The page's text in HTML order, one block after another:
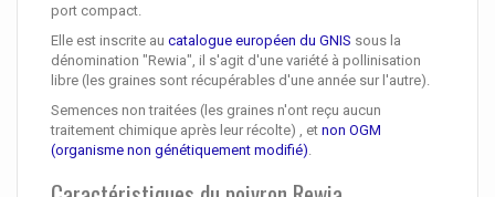
port compact.
Elle est inscrite au catalogue européen du GNIS sous la
dénomination "Rewia", il s'agit d'une variété à pollinisation
libre (les graines sont récupérables d'une année sur l'autre).
Semences non traitées (les graines n'ont reçu aucun
traitement chimique après leur récolte) , et non OGM
(organisme non génétiquement modifié)